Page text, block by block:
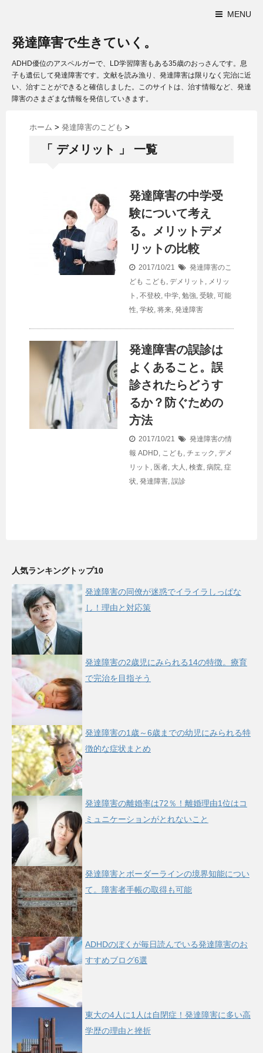
MENU
発達障害で生きていく。
ADHD優位のアスペルガーで、LD学習障害もある35歳のおっさんです。息
子も遺伝して発達障害です。文献を読み漁り、発達障害は限りなく完治に近
い、治すことができると確信しました。このサイトは、治す情報など、発達
障害のさまざまな情報を発信していきます。
ホーム > 発達障害のこども >
「 デメリット 」 一覧
発達障害の中学受
験について考え
る。メリットデメ
リットの比較
2017/10/21
発達障害のこ
ども こども , デメリット , メリッ
ト , 不登校, 中学, 勉強, 受験, 可能
性, 学校, 将来, 発達障害
発達障害の誤診は
よくあること。誤
診されたらどうす
るか？防ぐための
方法
2017/10/21
発達障害の情
報 ADHD, こども , チェック , デメ
リット , 医者, 大人 , 検査, 病院, 症
状, 発達障害, 誤診
人気ランキングトップ10
発達障害の同僚が迷惑でイライラしっぱな
し！理由と対応策
発達障害の2歳児にみられる14の特徴。療育
で完治を目指そう
発達障害の1歳～6歳までの幼児にみられる特
徴的な症状まとめ
発達障害の離婚率は72％！離婚理由1位はコ
ミュニケーションがとれないこと
発達障害とボーダーラインの境界知能につい
て。障害者手帳の取得も可能
ADHDのぼくが毎日読んでいる発達障害のお
すすめブログ6選
東大の4人に1人は自閉症！発達障害に多い高
学歴の理由と挫折